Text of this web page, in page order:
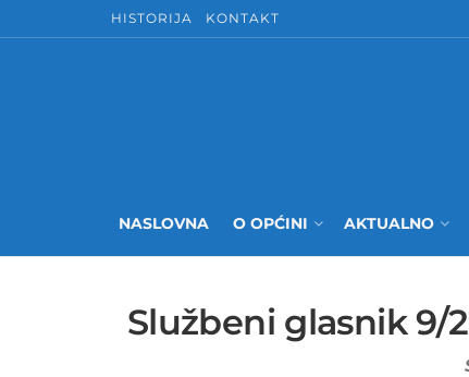
HISTORIJA KONTAKT
NASLOVNA O OPĆINI AKTUALNO
Službeni glasnik 9/